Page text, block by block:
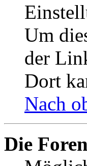
Um
der
Dort
Nach
Die